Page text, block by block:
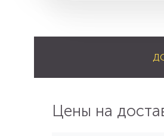
Цены на